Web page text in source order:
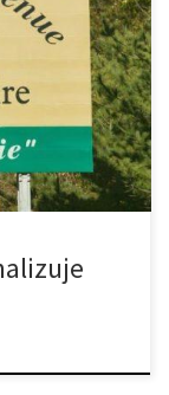
marihuany.
Mottem
wolno lub nie żyj
poprzez
gubernator,